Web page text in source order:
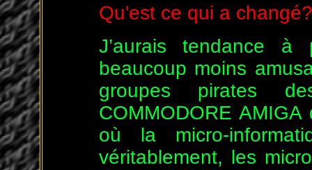
Qu'est ce qui a changé?
J’aurais tendance à
beaucoup moins
groupes pirates
COMMODORE
où la micro-
véritablement, les